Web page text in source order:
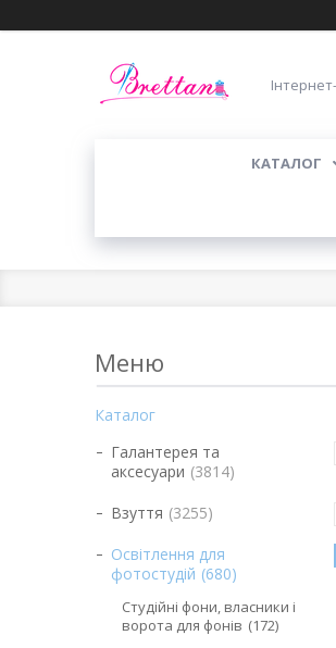
КАТАЛОГ
Каталог
Галантерея та
аксесуари 3814
Взуття 3255
Освітлення для
фотостудій 680
Студійні фони, власники і
ворота для фонів
172